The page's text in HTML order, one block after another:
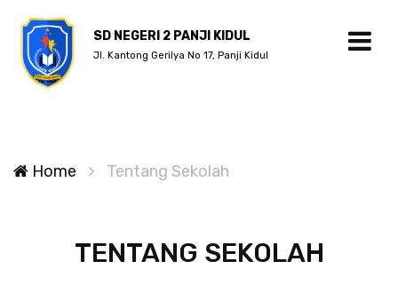
SD NEGERI 2 PANJI KIDUL
Jl. Kantong Gerilya No 17, Panji Kidul
Home Tentang Sekolah
TENTANG SEKOLAH